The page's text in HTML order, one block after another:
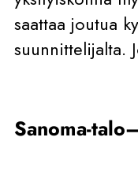
saattaa joutua
suunnittelijalta.
Sanoma-